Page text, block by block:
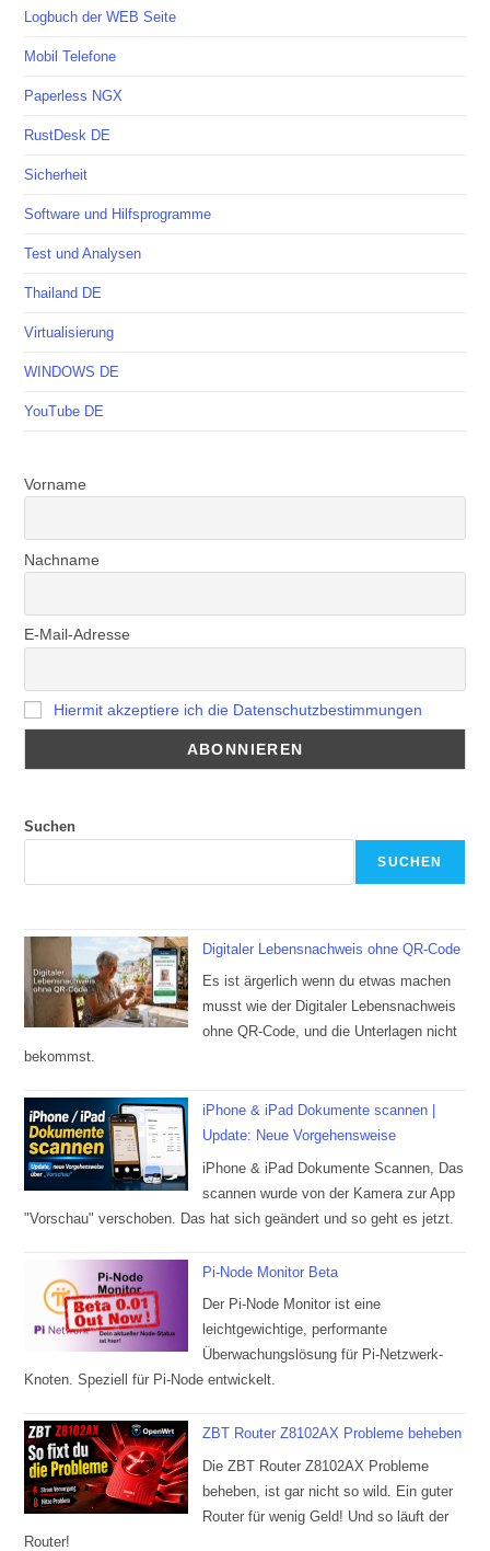
Logbuch der WEB Seite
Mobil Telefone
Paperless NGX
RustDesk DE
Sicherheit
Software und Hilfsprogramme
Test und Analysen
Thailand DE
Virtualisierung
WINDOWS DE
YouTube DE
Vorname
Nachname
E-Mail-Adresse
Hiermit akzeptiere ich die Datenschutzbestimmungen
Suchen
SUCHEN
Digitaler Lebensnachweis ohne QR-Code
Es ist ärgerlich wenn du etwas machen
musst wie der Digitaler Lebensnachweis
ohne QR-Code, und die Unterlagen nicht
bekommst.
iPhone & iPad Dokumente scannen |
Update: Neue Vorgehensweise
iPhone & iPad Dokumente Scannen, Das
scannen wurde von der Kamera zur App
"Vorschau" verschoben. Das hat sich geändert und so geht es jetzt.
Pi-Node Monitor Beta
Der Pi-Node Monitor ist eine
leichtgewichtige, performante
Überwachungslösung für Pi-Netzwerk-
Knoten. Speziell für Pi-Node entwickelt.
ZBT Router Z8102AX Probleme beheben
Die ZBT Router Z8102AX Probleme
beheben, ist gar nicht so wild. Ein guter
Router für wenig Geld! Und so läuft der
Router!